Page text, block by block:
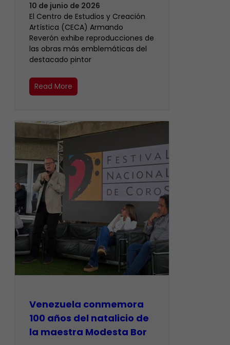
10 de junio de 2026
El Centro de Estudios y Creación
Artística (CECA) Armando
Reverón exhibe reproducciones de
las obras más emblemáticas del
destacado pintor
Read More
Venezuela conmemora
100 años del natalicio de
la maestra Modesta Bor